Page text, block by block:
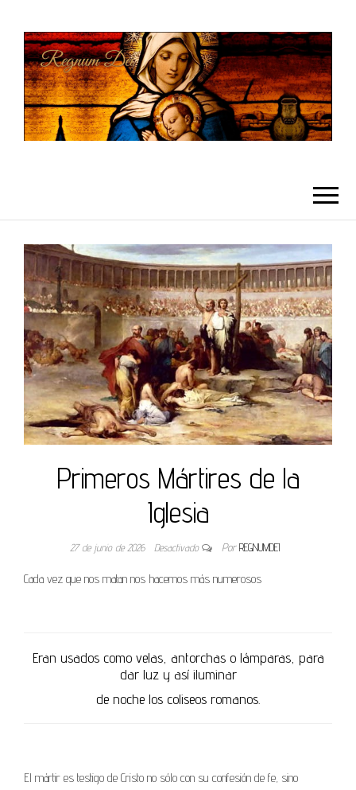
Primeros Mártires de la
Iglesia
27 de junio de 2026 Desactivado Por REGNUMDEI
Cada vez que nos matan nos hacemos más numerosos
Eran usados como velas, antorchas o lámparas, para
dar luz y así iluminar
de noche los coliseos romanos.
El mártir es testigo de Cristo no sólo con su confesión de fe, sino